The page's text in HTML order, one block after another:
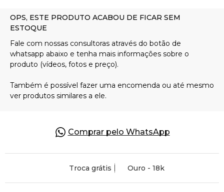
Comprar pelo WhatsApp
Troca grátis Ouro - 18k
Piercing
Pedras Preciosas
Presente